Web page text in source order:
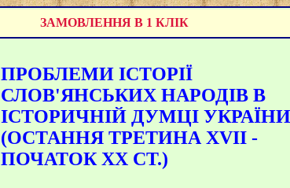
ЗАМОВЛЕННЯ В 1 КЛІК
ПРОБЛЕМИ ІСТОРІЇ
СЛОВ'ЯНСЬКИХ НАРОДІВ В
ІСТОРИЧНІЙ ДУМЦІ УКРАЇНИ
(ОСТАННЯ ТРЕТИНА XVII -
ПОЧАТОК ХХ СТ.)